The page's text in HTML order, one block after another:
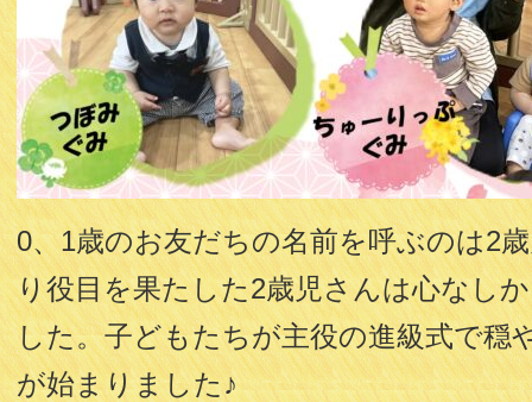
0、1歳のお友だちの名前を呼ぶのは2
り役目を果たした2歳児さんは心なし
した。子どもたちが主役の進級式で穏
が始まりました♪